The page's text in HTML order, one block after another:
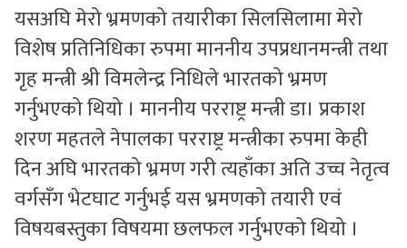
यसअघि मेरो भ्रमणको तयारीका सिलसिलामा मेरो
विशेष प्रतिनिधिका रुपमा माननीय उपप्रधानमन्त्री तथा
गृह मन्त्री श्री विमलेन्द्र निधिले भारतको भ्रमण
गर्नुभएको थियो । माननीय परराष्ट्र मन्त्री डा। प्रकाश
शरण महतले नेपालका परराष्ट्र मन्त्रीका रुपमा केही
दिन अघि भारतको भ्रमण गरी त्यहाँका अति उच्च नेतृत्व
वर्गसँग भेटघाट गर्नुभई यस भ्रमणको तयारी एवं
विषयबस्तुका विषयमा छलफल गर्नुभएको थियो ।